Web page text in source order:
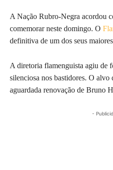
A Nação Rubro-Negra acordou
comemorar neste domingo. O
definitiva de um dos seus
A diretoria flamenguista agiu de
silenciosa nos bastidores. O alvo
aguardada renovação de Bruno
-